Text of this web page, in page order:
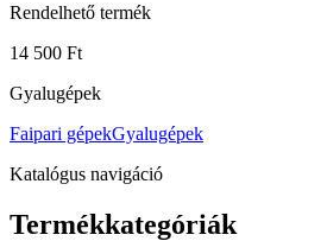
Rendelhető termék
14 500 Ft
Gyalugépek
Faipari gépekGyalugépek
Katalógus navigáció
Termékkategóriák